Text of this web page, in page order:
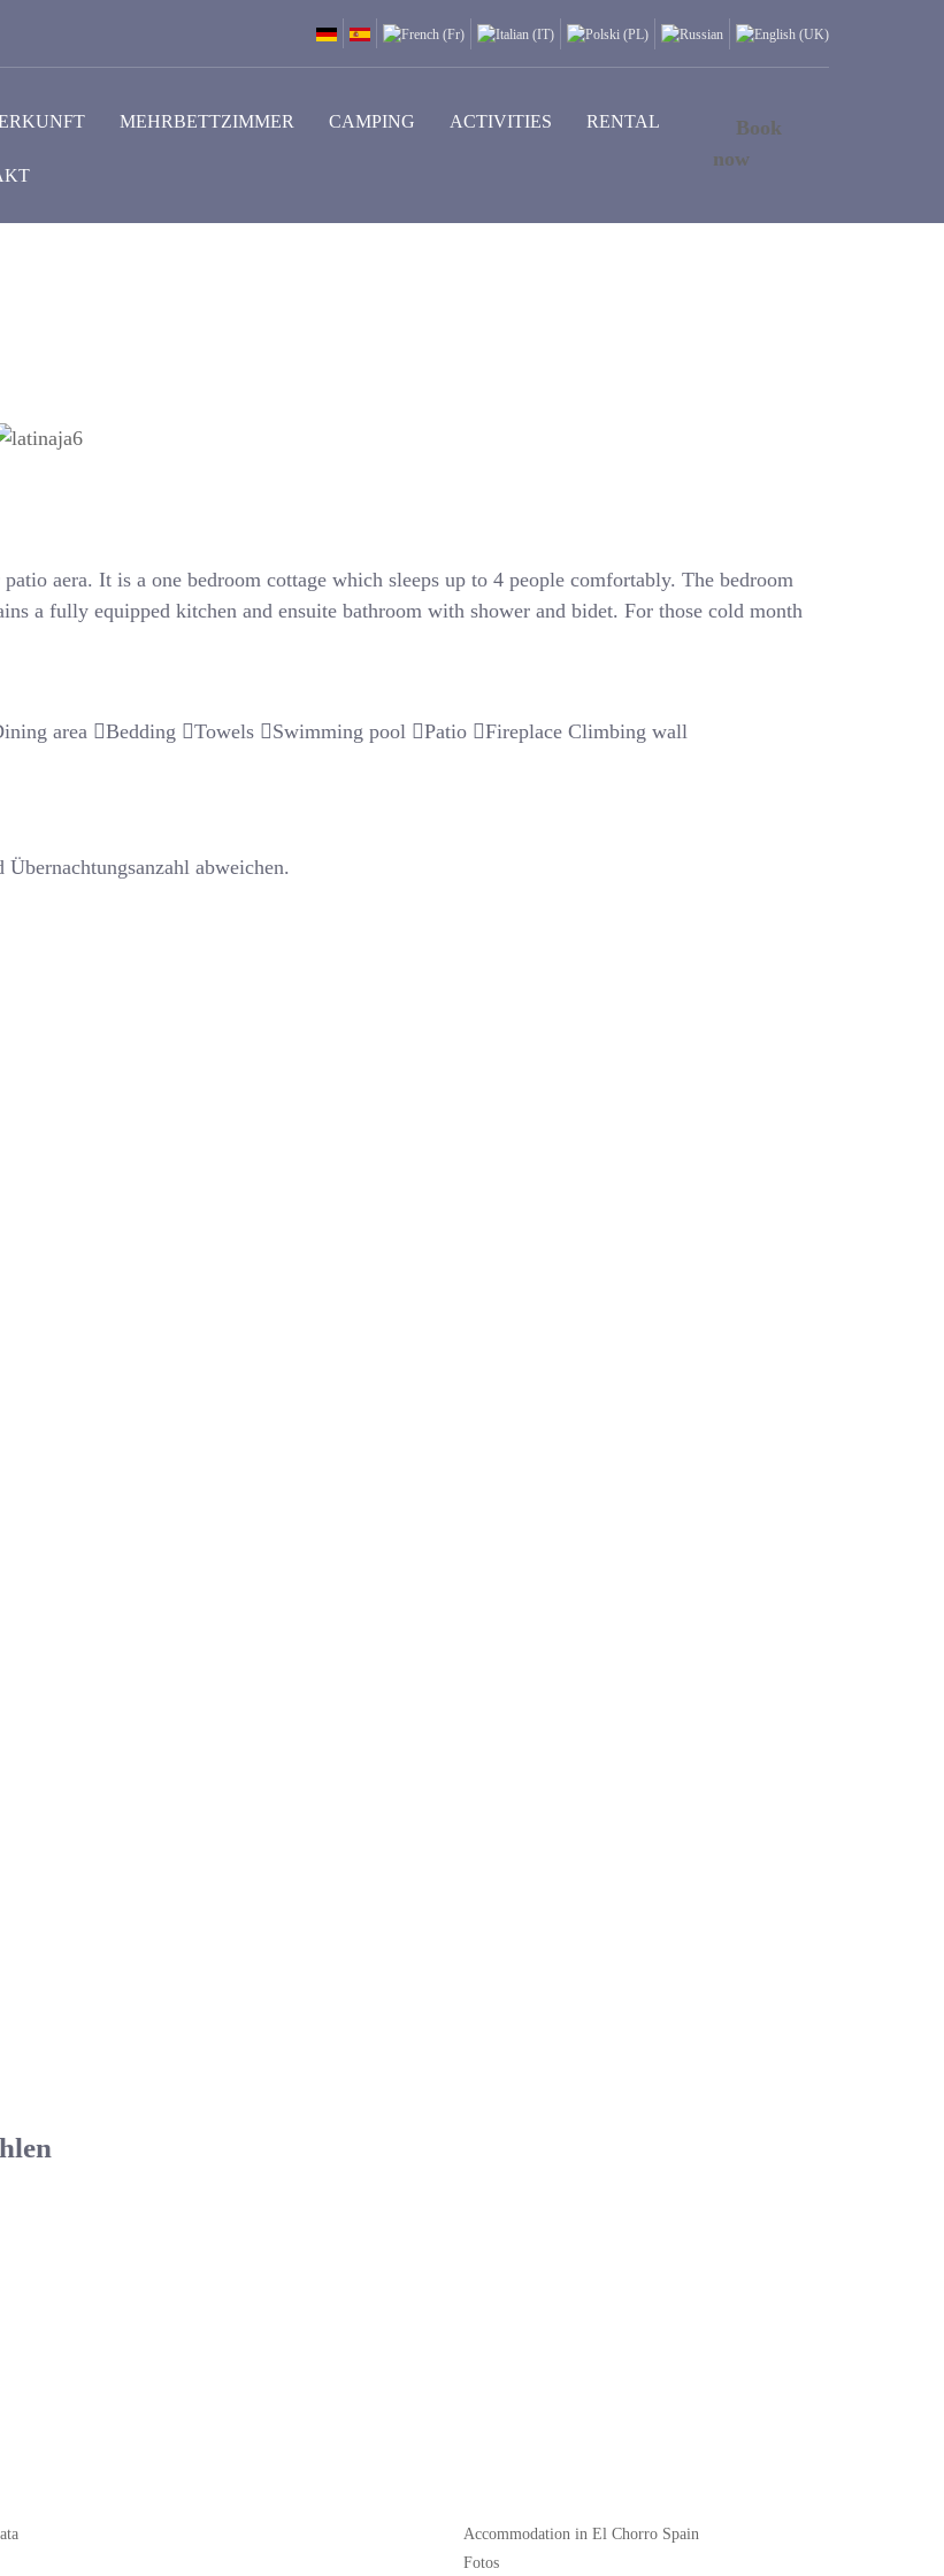
MEHRBETTZIMMER CAMPING ACTIVITIES RENTAL
Book
now
aera. It is a one bedroom cottage which sleeps up to 4 people comfortably. The bedroom
a fully equipped kitchen and ensuite bathroom with shower and bidet. For those cold month
area Bedding Towels Swimming pool Patio Fireplace Climbing wall
abweichen.
Accommodation in El Chorro Spain
Fotos